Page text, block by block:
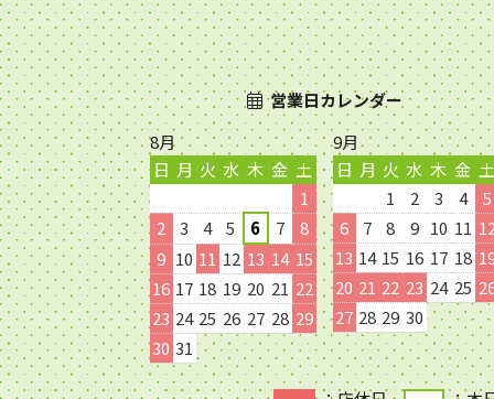
営業日カレンダー
8月
日 月 火 水 木 金 土
1
2
3 4 5 6 7
8
9 10 11 12 13 14 15
16 17 18 19 20 21 22
23 24 25 26 27 28 29
30 31
9月
日 月 火 水 木 金
1
2 3 4
5
6
7 8 9 10 11
13 14 15 16 17 18
20 21 22 23 24 25
27 28 29 30